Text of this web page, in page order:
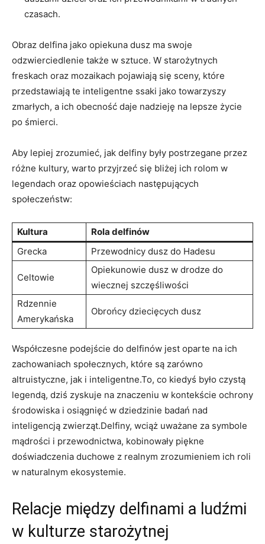
czasach.
Obraz delfina jako opiekuna dusz ma swoje
odzwierciedlenie także w sztuce. W starożytnych
freskach oraz mozaikach pojawiają się sceny, które
przedstawiają te inteligentne ssaki jako towarzyszy
zmarłych, a ich obecność daje nadzieję na lepsze życie
po śmierci.
Aby lepiej zrozumieć, jak delfiny były postrzegane przez
różne kultury, warto przyjrzeć się bliżej ich rolom w
legendach oraz opowieściach następujących
społeczeństw:
Kultura
Rola delfinów
Grecka
Przewodnicy dusz do Hadesu
Celtowie
Opiekunowie dusz w drodze do
wiecznej szczęśliwości
Rdzennie
Amerykańska
Obrońcy dziecięcych dusz
Współczesne podejście do delfinów jest oparte na ich
zachowaniach społecznych, które są zarówno
altruistyczne, jak i inteligentne.To, co kiedyś było czystą
legendą, dziś zyskuje na znaczeniu w kontekście ochrony
środowiska i osiągnięć w dziedzinie badań nad
inteligencją zwierząt.Delfiny, wciąż uważane za symbole
mądrości i przewodnictwa, kobinowały piękne
doświadczenia duchowe z realnym zrozumieniem ich roli
w naturalnym ekosystemie.
Relacje między delfinami a ludźmi
w kulturze starożytnej